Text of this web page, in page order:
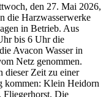
den 27. Mai 2026,
die Harzwasserwerke
in Betrieb. Aus
bis 6 Uhr die
Avacon Wasser in
Netz genommen.
dieser Zeit zu einer
kommen: Klein Heidorn
Fliegerhorst. Die